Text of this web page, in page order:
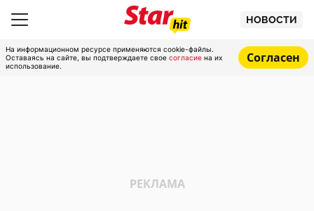
НОВОСТИ
На информационном ресурсе применяются cookie-файлы.
Оставаясь на сайте, вы подтверждаете свое согласие на их
использование.
Согласен